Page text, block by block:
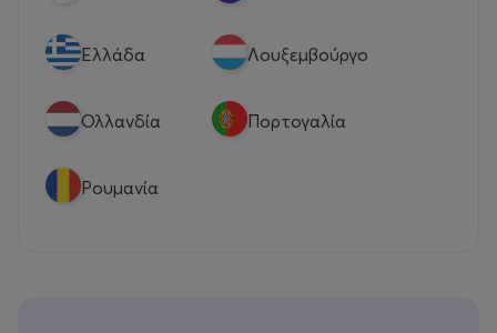
Eλλάδα Λουξεμβούργο
Ολλανδία Πορτογαλία
Ρουμανία